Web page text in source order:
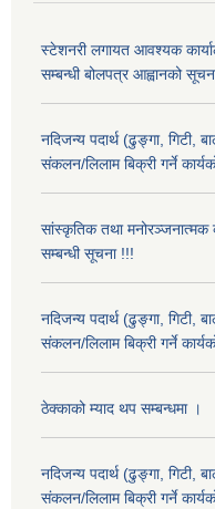
स्टेशनरी लगायत आवश्यक
सम्बन्धी बोलपत्र आह्वानको
नदिजन्य पदार्थ (ढुङ्गा, गिटी,
संकलन/लिलाम बिक्री गर्ने
सांस्कृतिक तथा मनोरञ्जनात्मक
सम्बन्धी सूचना !!!
नदिजन्य पदार्थ (ढुङ्गा, गिटी,
संकलन/लिलाम बिक्री गर्ने
ठेक्काको म्याद थप सम्बन्धमा ।
नदिजन्य पदार्थ (ढुङ्गा, गिटी,
संकलन/लिलाम बिक्री गर्ने